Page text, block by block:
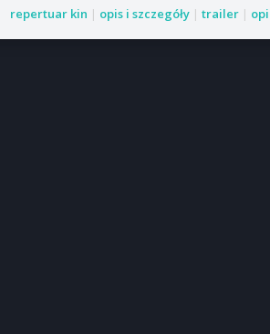
repertuar kin | opis i szczegóły | trailer |